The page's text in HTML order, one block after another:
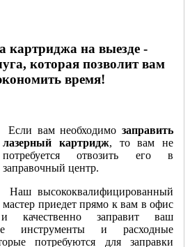
картриджа на выезде -
которая позволит вам
время!
Если вам необходимо заправить
лазерный картридж, то вам не
потребуется отвозить его в
заправочный центр.
Наш высококвалифицированный
мастер приедет прямо к вам в офис
заправит ваш
инструменты и расходные
потребуются для заправки